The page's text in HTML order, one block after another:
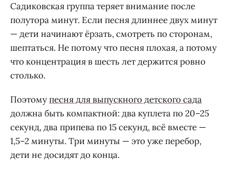
Садиковская группа теряет внимание после
полутора минут. Если песня длиннее двух минут
— дети начинают ёрзать, смотреть по сторонам,
шептаться. Не потому что песня плохая, а потому
что концентрация в шесть лет держится ровно
столько.
Поэтомупесня для выпускного детского сада
должна быть компактной: два куплета по 20–25
секунд, два припева по 15 секунд, всё вместе —
1,5–2 минуты. Три минуты — это уже перебор,
дети не досидят до конца.